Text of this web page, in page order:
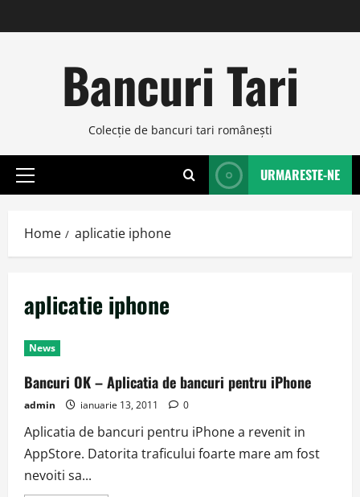
to
Bancuri Tari
Colecţie de bancuri tari româneşti
Primary
URMARESTE-NE
Home aplicatie iphone
aplicatie iphone
News
Bancuri OK – Aplicatia de bancuri pentru iPhone
admin ianuarie 13, 2011 0
Aplicatia de bancuri pentru iPhone a revenit in
AppStore. Datorita traficului foarte mare am fost
nevoiti sa...